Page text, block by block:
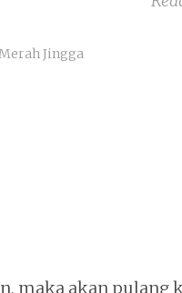
Merah Jingga
maka akan pulang